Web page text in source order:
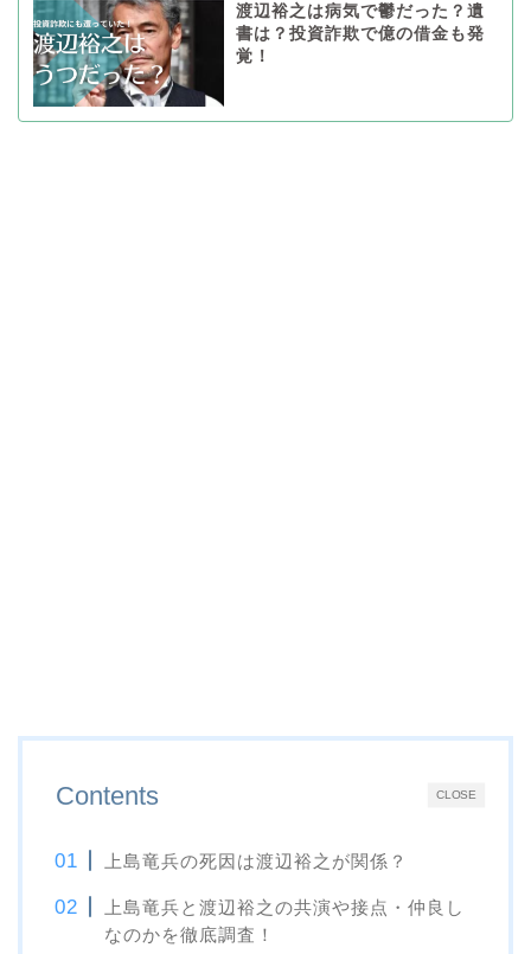
渡辺裕之は病気で鬱だった？遺
書は？投資詐欺で億の借金も発
覚！
CLOSE
Contents
上島竜兵の死因は渡辺裕之が関係？
上島竜兵と渡辺裕之の共演や接点・仲良し
なのかを徹底調査！